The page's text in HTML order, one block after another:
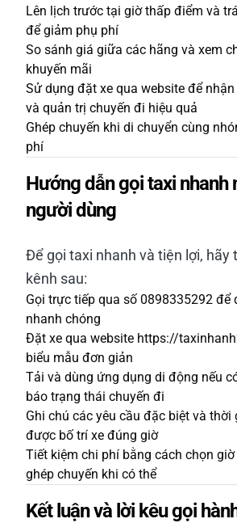
Lên lịch trước tại giờ thấp điểm và
để giảm phụ phí
So sánh giá giữa các hãng và xem
khuyến mãi
Sử dụng đặt xe qua website để
và quản trị chuyến đi hiệu quả
Ghép chuyến khi di chuyển cùng
phí
Hướng dẫn gọi taxi nhanh
người dùng
Để gọi taxi nhanh và tiện lợi, hãy
kênh sau:
Gọi trực tiếp qua số 0898335292 để
nhanh chóng
Đặt xe qua website https://
biểu mẫu đơn giản
Tải và dùng ứng dụng di động nếu
báo trạng thái chuyến đi
Ghi chú các yêu cầu đặc biệt và thời
được bố trí xe đúng giờ
Tiết kiệm chi phí bằng cách chọn
ghép chuyến khi có thể
Kết luận và lời kêu gọi